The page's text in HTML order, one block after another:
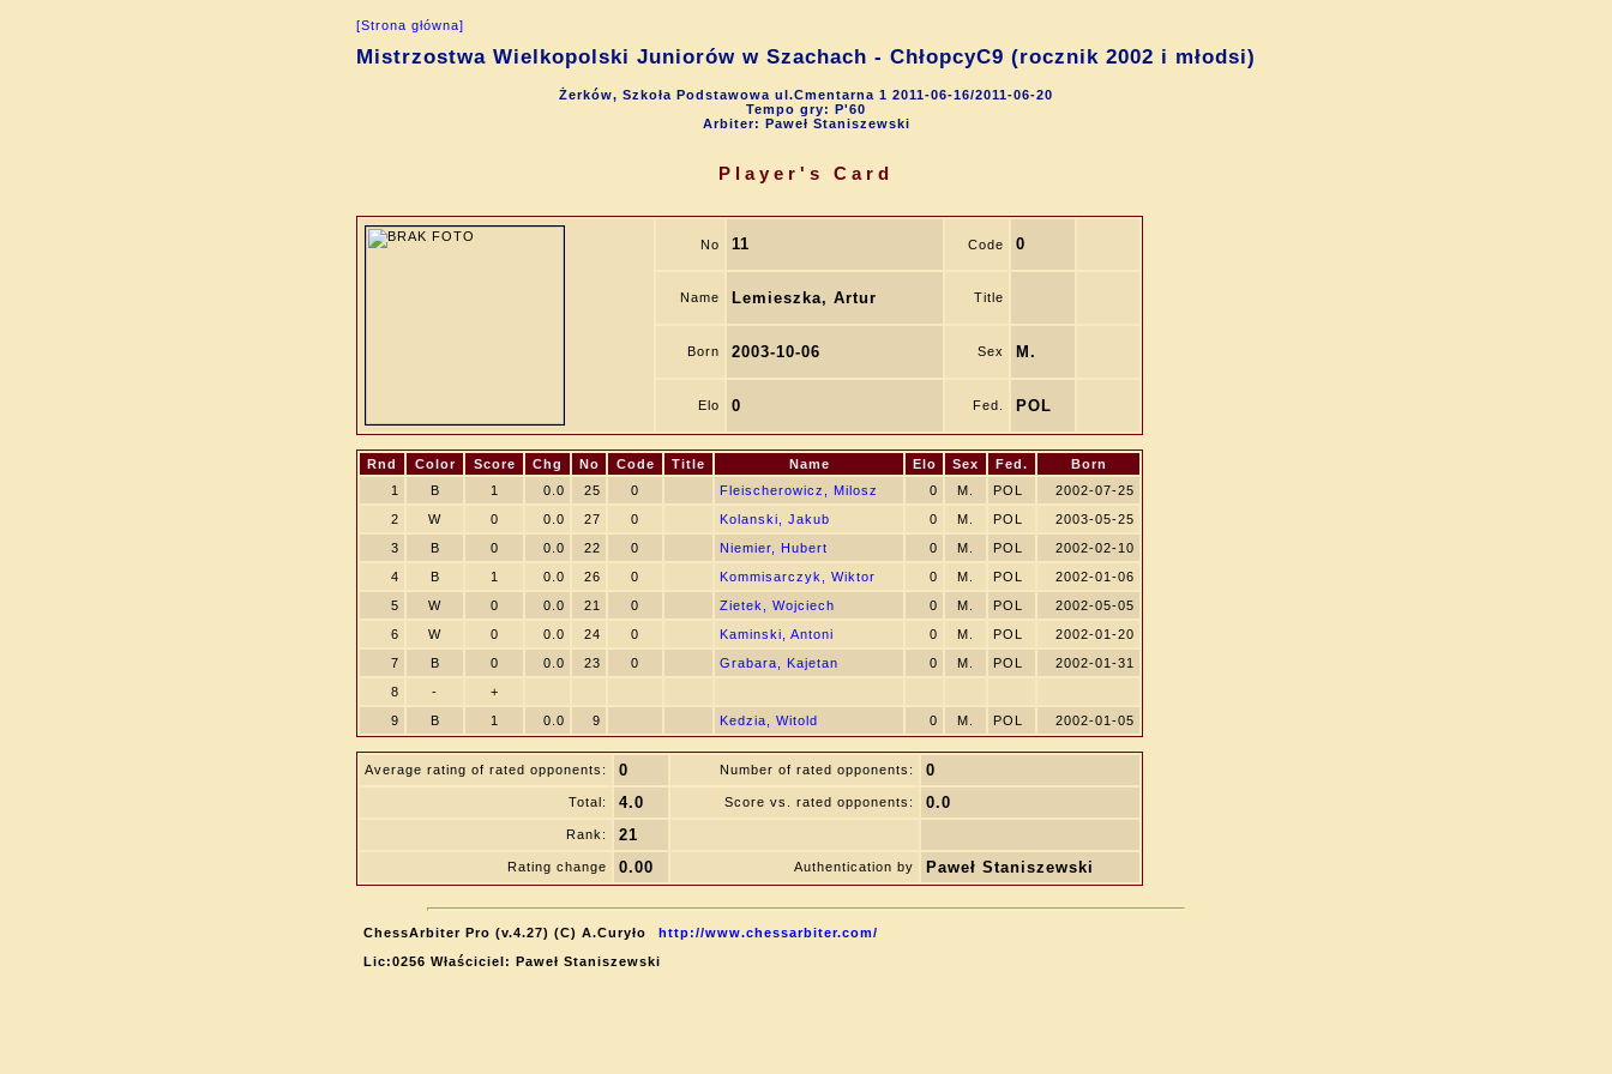
[Strona główna]
Mistrzostwa Wielkopolski Juniorów w Szachach - ChłopcyC9 (rocznik 2002 i młodsi)
Żerków, Szkoła Podstawowa ul.Cmentarna 1 2011-06-16/2011-06-20
Tempo gry: P'60
Arbiter: Paweł Staniszewski
Player's Card
No 11 Code 0
Name Lemieszka, Artur Title
Born 2003-10-06 Sex M.
Elo 0 Fed. POL
Rnd Color Score Chg No Code Title Name Elo Sex Fed.
Born
1
B 1 0.0 25 0 Fleischerowicz, Milosz 0 M. POL
2002-07-25
2
W 0 0.0 27 0 Kolanski, Jakub 0 M. POL
2003-05-25
3
B 0 0.0 22 0 Niemier, Hubert 0 M. POL
2002-02-10
4
B 1 0.0 26 0 Kommisarczyk, Wiktor 0 M. POL
2002-01-06
5
W 0 0.0 21 0 Zietek, Wojciech 0 M. POL
2002-05-05
6
W 0 0.0 24 0 Kaminski, Antoni 0 M. POL
2002-01-20
7
B 0 0.0 23 0 Grabara, Kajetan 0 M. POL
2002-01-31
8
-
+
9
B 1 0.0 9 Kedzia, Witold 0 M. POL 2002-01-05
Average rating of rated opponents: 0 Number of rated opponents: 0
Total: 4.0 Score vs. rated opponents: 0.0
Rank: 21
Rating change 0.00 Authentication by Paweł Staniszewski
ChessArbiter Pro (v.4.27) (C) A.Curyło
http://www.chessarbiter.com/
Lic:0256 Właściciel: Paweł Staniszewski